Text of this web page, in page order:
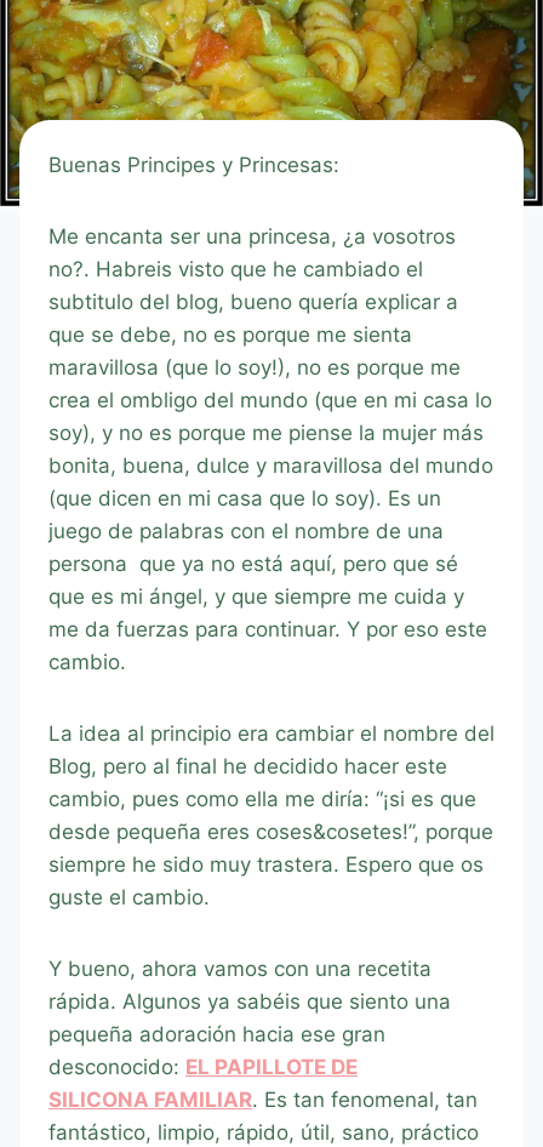
Buenas Principes y Princesas:
Me encanta ser una princesa, ¿a vosotros
no?. Habreis visto que he cambiado el
subtitulo del blog, bueno quería explicar a
que se debe, no es porque me sienta
maravillosa (que lo soy!), no es porque me
crea el ombligo del mundo (que en mi casa lo
soy), y no es porque me piense la mujer más
bonita, buena, dulce y maravillosa del mundo
(que dicen en mi casa que lo soy). Es un
juego de palabras con el nombre de una
persona que ya no está aquí, pero que sé
que es mi ángel, y que siempre me cuida y
me da fuerzas para continuar. Y por eso este
cambio.
La idea al principio era cambiar el nombre del
Blog, pero al final he decidido hacer este
cambio, pues como ella me diría: “¡si es que
desde pequeña eres coses&cosetes!”, porque
siempre he sido muy trastera. Espero que os
guste el cambio.
Y bueno, ahora vamos con una recetita
rápida. Algunos ya sabéis que siento una
pequeña adoración hacia ese gran
desconocido: EL PAPILLOTE DE
SILICONA FAMILIAR. Es tan fenomenal, tan
fantástico, limpio, rápido, útil, sano, práctico